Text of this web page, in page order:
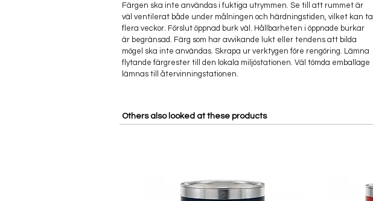
Färgen ska inte användas i fuktiga utrymmen. Se till att rummet är
väl ventilerat både under målningen och härdningstiden, vilket kan ta
flera veckor. Förslut öppnad burk väl. Hållbarheten i öppnade burkar
är begränsad. Färg som har avvikande lukt eller tendens att bilda
mögel ska inte användas. Skrapa ur verktygen före rengöring. Lämna
flytande färgrester till den lokala miljöstationen. Väl tömda emballage
lämnas till återvinningstationen.
Others also looked at these products